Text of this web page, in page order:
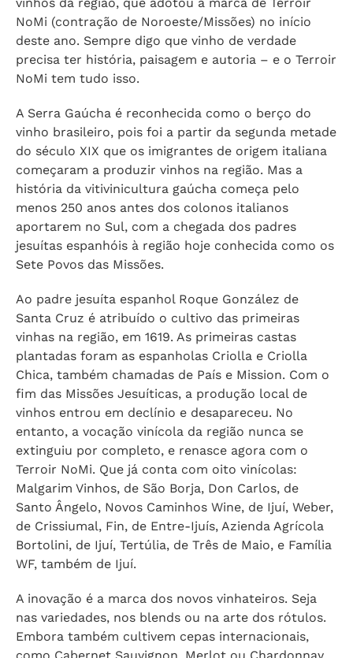
NoMi (contração de Noroeste/Missões) no início
deste ano. Sempre digo que vinho de verdade
precisa ter história, paisagem e autoria – e o Terroir
NoMi tem tudo isso.
A Serra Gaúcha é reconhecida como o berço do
vinho brasileiro, pois foi a partir da segunda metade
do século XIX que os imigrantes de origem italiana
começaram a produzir vinhos na região. Mas a
história da vitivinicultura gaúcha começa pelo
menos 250 anos antes dos colonos italianos
aportarem no Sul, com a chegada dos padres
jesuítas espanhóis à região hoje conhecida como os
Sete Povos das Missões.
Ao padre jesuíta espanhol Roque González de
Santa Cruz é atribuído o cultivo das primeiras
vinhas na região, em 1619. As primeiras castas
plantadas foram as espanholas Criolla e Criolla
Chica, também chamadas de País e Mission. Com o
fim das Missões Jesuíticas, a produção local de
vinhos entrou em declínio e desapareceu. No
entanto, a vocação vinícola da região nunca se
extinguiu por completo, e renasce agora com o
Terroir NoMi. Que já conta com oito vinícolas:
Malgarim Vinhos, de São Borja, Don Carlos, de
Santo Ângelo, Novos Caminhos Wine, de Ijuí, Weber,
de Crissiumal, Fin, de Entre-Ijuís, Azienda Agrícola
Bortolini, de Ijuí, Tertúlia, de Três de Maio, e Família
WF, também de Ijuí.
A inovação é a marca dos novos vinhateiros. Seja
nas variedades, nos blends ou na arte dos rótulos.
Embora também cultivem cepas internacionais,